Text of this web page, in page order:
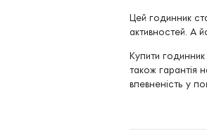
Цей годинник
активностей. А
Купити годинник
також гарантія
впевненість у